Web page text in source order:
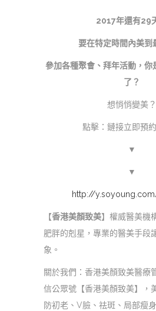
2017年還有29
要在特定時間內美到
參加各種聚會、拜年活動，你
了？
想悄悄變美？
點擊：鏈接立即預
▼
▼
http://
【香港美顏致美】權威醫美機
肥胖的剋星，專業的醫美手段
象。
關於我們：香港美顏致美醫療
信公眾號【香港美顏致美】，
防初老、V臉、祛斑、局部瘦